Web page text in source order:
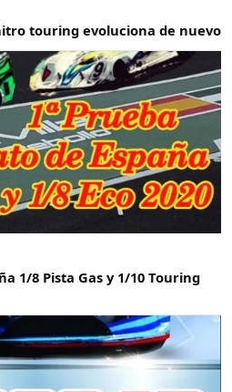
touring evoluciona de nuevo
1/8 Pista Gas y 1/10 Touring